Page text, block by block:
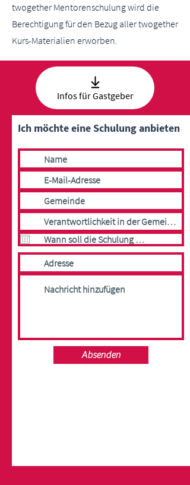
Bergmann
VERSAND KURSMATERIAL
twogether Mentorenschulung wird die
Berechtigung für den Bezug aller twogether
Kurs-Materialien erworben.
Infos für Gastgeber
Ich möchte eine Schulung anbieten
Absenden